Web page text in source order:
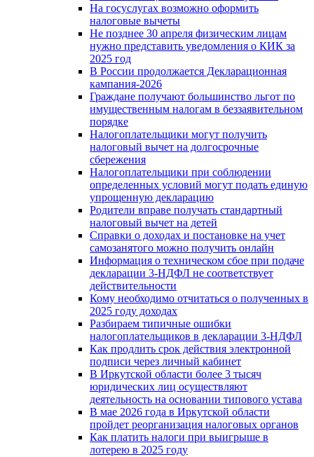
На госуслугах возможно оформить
налоговые вычеты
Не позднее 30 апреля физическим лицам
нужно представить уведомления о КИК за
2025 год
В России продолжается Декларационная
кампания-2026
Граждане получают большинство льгот по
имущественным налогам в беззаявительном
порядке
Налогоплательщики могут получить
налоговый вычет на долгосрочные
сбережения
Налогоплательщики при соблюдении
определенных условий могут подать единую
упрощенную декларацию
Родители вправе получать стандартный
налоговый вычет на детей
Справки о доходах и постановке на учет
самозанятого можно получить онлайн
Информация о техническом сбое при подаче
декларации 3-НДФЛ не соответствует
действительности
Кому необходимо отчитаться о полученных в
2025 году доходах
Разбираем типичные ошибки
налогоплательщиков в декларации 3-НДФЛ
Как продлить срок действия электронной
подписи через личный кабинет
В Иркутской области более 3 тысяч
юридических лиц осуществляют
деятельность на основании типового устава
В мае 2026 года в Иркутской области
пройдет реорганизация налоговых органов
Как платить налоги при выигрыше в
лотерею в 2025 году